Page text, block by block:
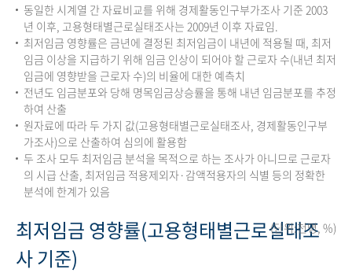
동일한 시계열 간 자료비교를 위해 경제활동인구부가조사 기준 2003
년 이후, 고용형태별근로실태조사는 2009년 이후 자료임.
최저임금 영향률은 금년에 결정된 최저임금이 내년에 적용될 때, 최저
임금 이상을 지급하기 위해 임금 인상이 되어야 할 근로자 수(내년 최저
임금에 영향받을 근로자 수)의 비율에 대한 예측치
전년도 임금분포와 당해 명목임금상승률을 통해 내년 임금분포를 추정
하여 산출
원자료에 따라 두 가지 값(고용형태별근로실태조사, 경제활동인구부
가조사)으로 산출하여 심의에 활용함
두 조사 모두 최저임금 분석을 목적으로 하는 조사가 아니므로 근로자
의 시급 산출, 최저임금 적용제외자·감액적용자의 식별 등의 정확한
분석에 한계가 있음
최저임금 영향률(고용형태별근로실태조
사 기준)
(단위:천명, %)